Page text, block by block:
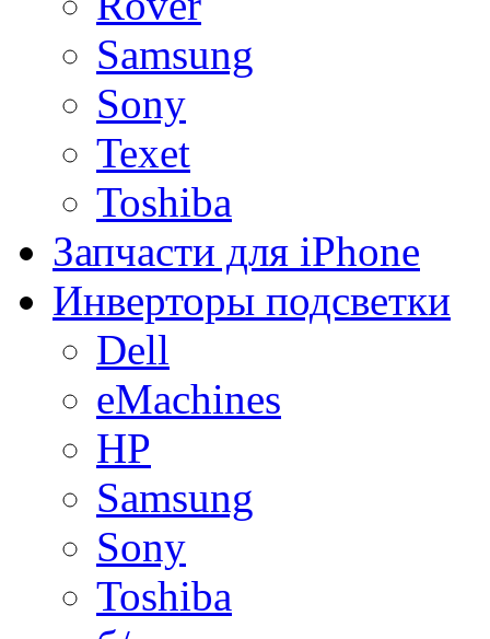
Samsung
Sony
Texet
Toshiba
Запчасти для iPhone
Инверторы подсветки
Dell
eMachines
HP
Samsung
Sony
Toshiba